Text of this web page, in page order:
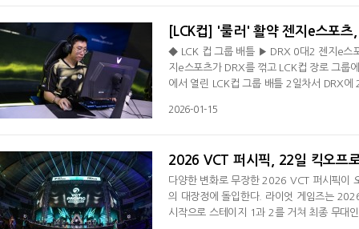
[LCK컵] '룰러' 활약 젠지e스포
◆ LCK 컵 그룹 배틀 ▶ DRX 0대2 젠지e스
지e스포츠가 DRX를 꺾고 LCK컵 장로 그룹
에서 열린 LCK컵 그룹 배틀 2일차서 DRX
넥톤이 상대 2명을 잡은 젠지는 탑 정글에서
2026-01-15
2026 VCT 퍼시픽, 22일 킥오프
다양한 변화로 무장한 2026 VCT 퍼시픽이
의 대장정에 돌입한다. 라이엇 게임즈는
시작으로 스테이지 1과 2를 거쳐 최종 무대